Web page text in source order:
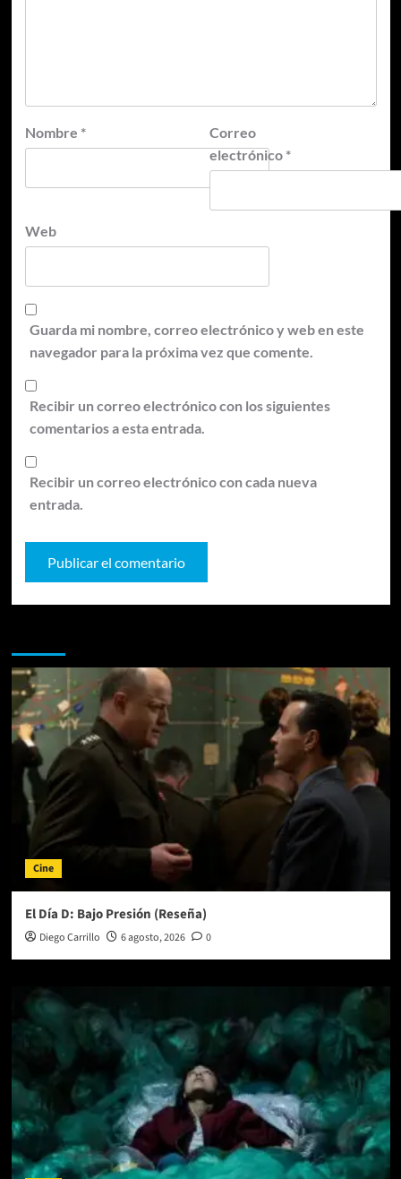
Nombre *
Correo
electrónico *
Web
Guarda mi nombre, correo electrónico y web en este
navegador para la próxima vez que comente.
Recibir un correo electrónico con los siguientes
comentarios a esta entrada.
Recibir un correo electrónico con cada nueva
entrada.
Cine
El Día D: Bajo Presión (Reseña)
Diego Carrillo 6 agosto, 2026 0